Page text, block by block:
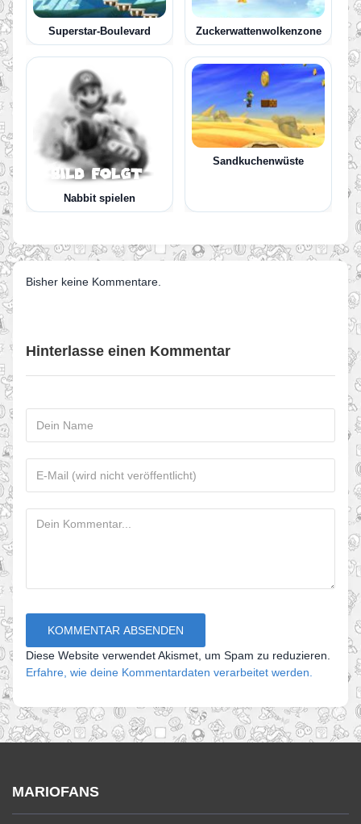
Superstar-Boulevard Zuckerwattenwolkenzone
Nabbit spielen
Sandkuchenwüste
Bisher keine Kommentare.
Hinterlasse einen Kommentar
Diese Website verwendet Akismet, um Spam zu reduzieren.
Erfahre, wie deine Kommentardaten verarbeitet werden.
MARIOFANS